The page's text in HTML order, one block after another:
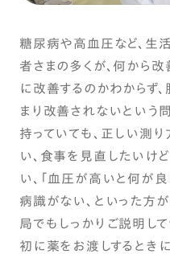
糖尿病や高血圧など、生
者さまの多くが、何から
に改善するのかわからず
まり改善されないという
持っていても、正しい測
い、食事を見直したいけ
い、「血圧が高いと何が良
病識がない、といった方が
局でもしっかりご説明し
初に薬をお渡しするとき